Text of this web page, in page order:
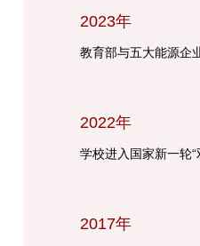
2023年
教育部与五大能源企
2022年
学校进入国家新一轮
2017年